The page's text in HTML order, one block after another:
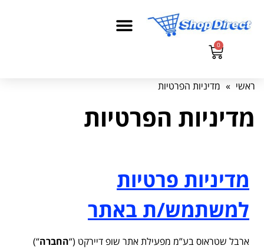
0
ראשי » מדיניות הפרטיות
מדיניות הפרטיות
מדיניות פרטיות
למשתמש/ת באתר
ארבל שטראוס בע”מ מפעילת אתר שופ דיירקט (“החברה“)